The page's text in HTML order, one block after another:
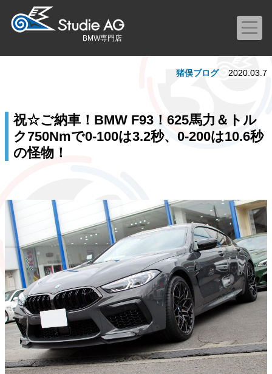
BMW専門店
祝☆ご納車！BMW F93！625馬力＆トル
ク750Nmで0-100は3.2秒、0-200は10.6秒
の怪物！
猪俣ブログ 2020.03.7